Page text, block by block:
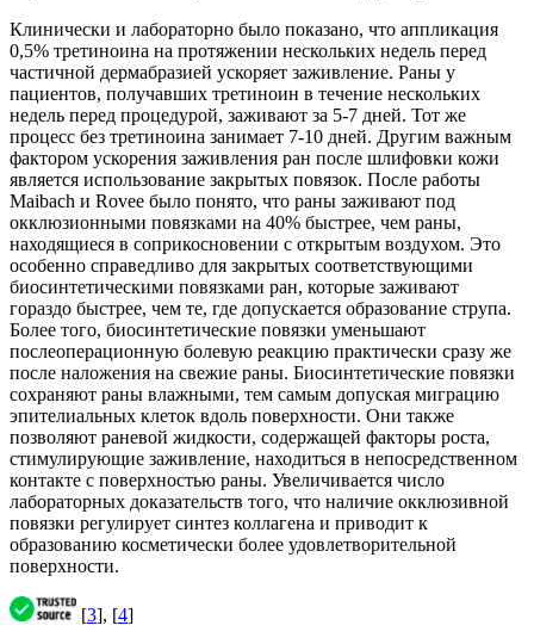
Клинически и лабораторно было показано, что аппликация
0,5% третиноина на протяжении нескольких недель перед
частичной дермабразией ускоряет заживление. Раны у
пациентов, получавших третиноин в течение нескольких
недель перед процедурой, заживают за 5-7 дней. Тот же
процесс без третиноина занимает 7-10 дней. Другим важным
фактором ускорения заживления ран после шлифовки кожи
является использование закрытых повязок. После работы
Maibach и Rovee было понято, что раны заживают под
окклюзионными повязками на 40% быстрее, чем раны,
находящиеся в соприкосновении с открытым воздухом. Это
особенно справедливо для закрытых соответствующими
биосинтетическими повязками ран, которые заживают
гораздо быстрее, чем те, где допускается образование струпа.
Более того, биосинтетические повязки уменьшают
послеоперационную болевую реакцию практически сразу же
после наложения на свежие раны. Биосинтетические повязки
сохраняют раны влажными, тем самым допуская миграцию
эпителиальных клеток вдоль поверхности. Они также
позволяют раневой жидкости, содержащей факторы роста,
стимулирующие заживление, находиться в непосредственном
контакте с поверхностью раны. Увеличивается число
лабораторных доказательств того, что наличие окклюзивной
повязки регулирует синтез коллагена и приводит к
образованию косметически более удовлетворительной
поверхности.
[3], [4]